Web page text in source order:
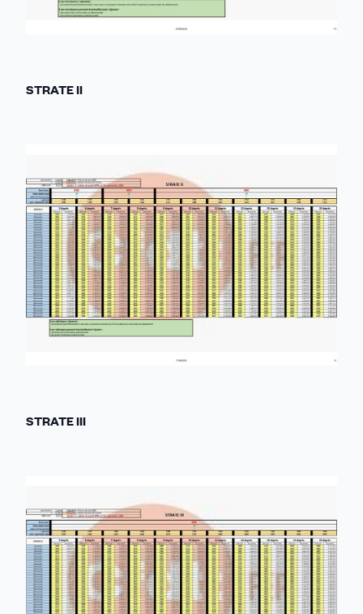
STRATE II
STRATE III